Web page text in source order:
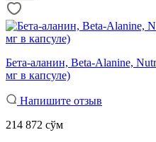
Бета-аланин, Beta-Alanine,
мг в капсуле)
Напишите отзыв
214 872 сўм